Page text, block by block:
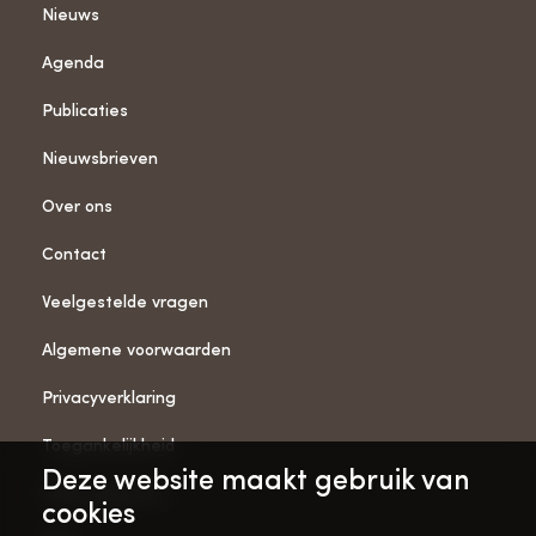
Deze website maakt gebruik van
cookies
Nieuws
Agenda
Publicaties
Nieuwsbrieven
Over ons
Contact
Veelgestelde vragen
Algemene voorwaarden
Privacyverklaring
Toegankelijkheid
ANBI-gegevens